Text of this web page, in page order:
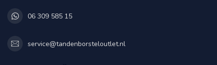
06 309 585 15
service@tandenborsteloutlet.nl